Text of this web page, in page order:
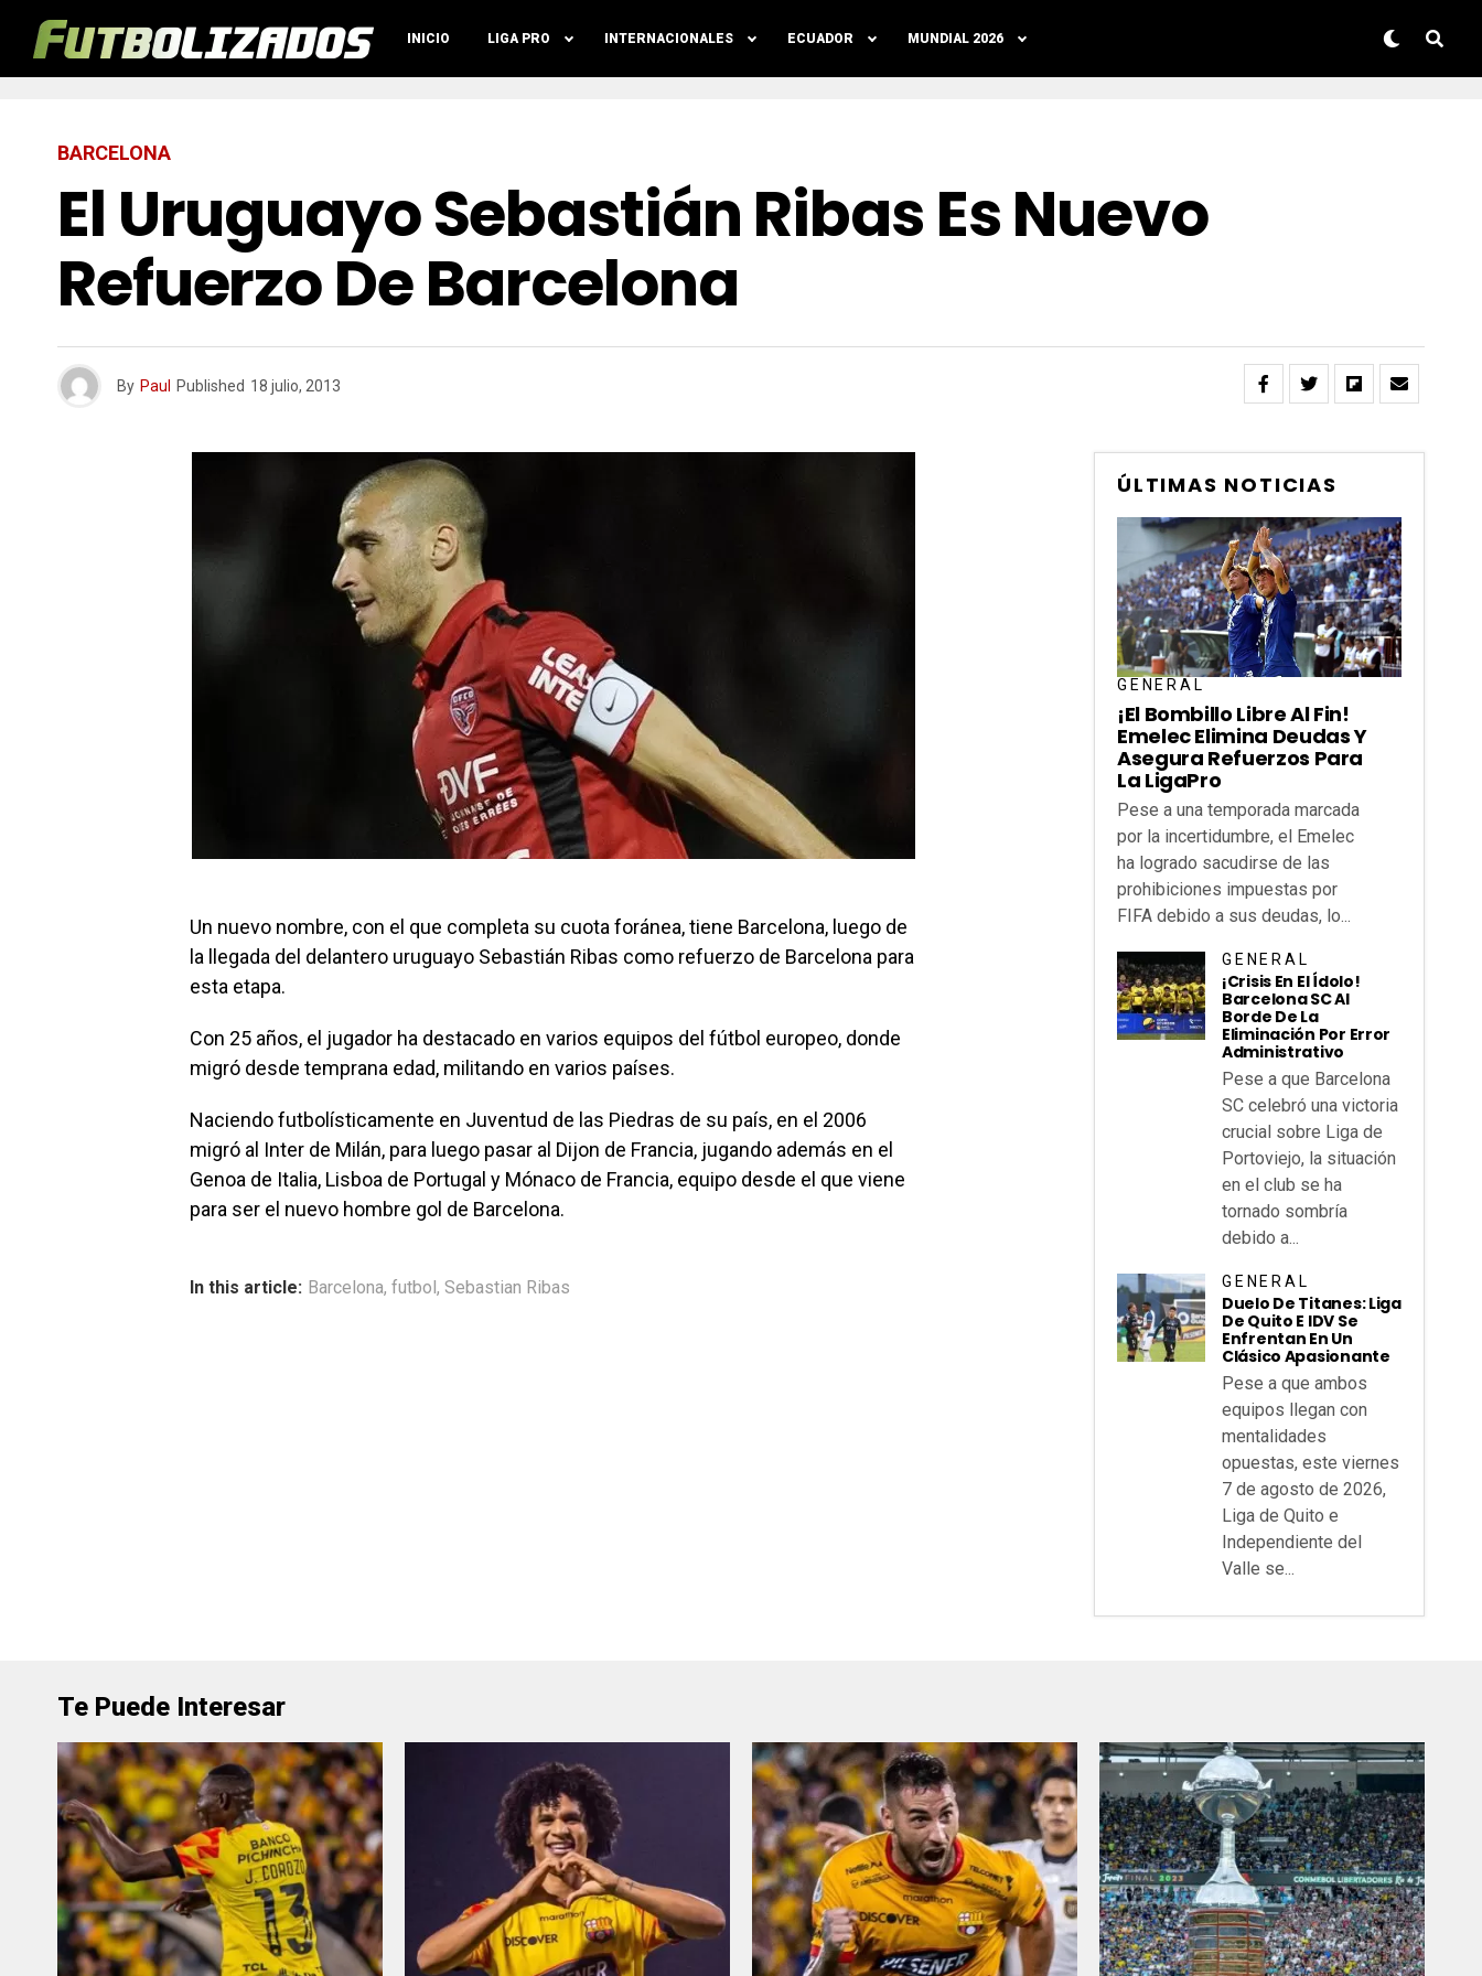
INICIO LIGA PRO INTERNACIONALES ECUADOR MUNDIAL 2026
BARCELONA
El Uruguayo Sebastián Ribas Es Nuevo
Refuerzo De Barcelona
By Paul Published 18 julio, 2013
Un nuevo nombre, con el que completa su cuota foránea, tiene Barcelona, luego de
la llegada del delantero uruguayo Sebastián Ribas como refuerzo de Barcelona para
esta etapa.
Con 25 años, el jugador ha destacado en varios equipos del fútbol europeo, donde
migró desde temprana edad, militando en varios países.
Naciendo futbolísticamente en Juventud de las Piedras de su país, en el 2006
migró al Inter de Milán, para luego pasar al Dijon de Francia, jugando además en el
Genoa de Italia, Lisboa de Portugal y Mónaco de Francia, equipo desde el que viene
para ser el nuevo hombre gol de Barcelona.
In this article: Barcelona, futbol, Sebastian Ribas
ÚLTIMAS NOTICIAS
GENERAL
¡El Bombillo Libre Al Fin!
Emelec Elimina Deudas Y
Asegura Refuerzos Para
La LigaPro
Pese a una temporada marcada
por la incertidumbre, el Emelec
ha logrado sacudirse de las
prohibiciones impuestas por
FIFA debido a sus deudas, lo...
GENERAL
¡Crisis En El Ídolo!
Barcelona SC Al
Borde De La
Eliminación Por Error
Administrativo
Pese a que Barcelona
SC celebró una victoria
crucial sobre Liga de
Portoviejo, la situación
en el club se ha
tornado sombría
debido a...
GENERAL
Duelo De Titanes: Liga
De Quito E IDV Se
Enfrentan En Un
Clásico Apasionante
Pese a que ambos
equipos llegan con
mentalidades
opuestas, este viernes
7 de agosto de 2026,
Liga de Quito e
Independiente del
Valle se...
Te Puede Interesar